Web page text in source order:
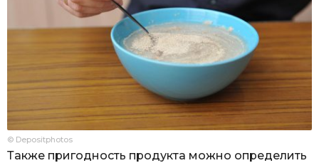
© Depositphotos
Также пригодность продукта можно определить